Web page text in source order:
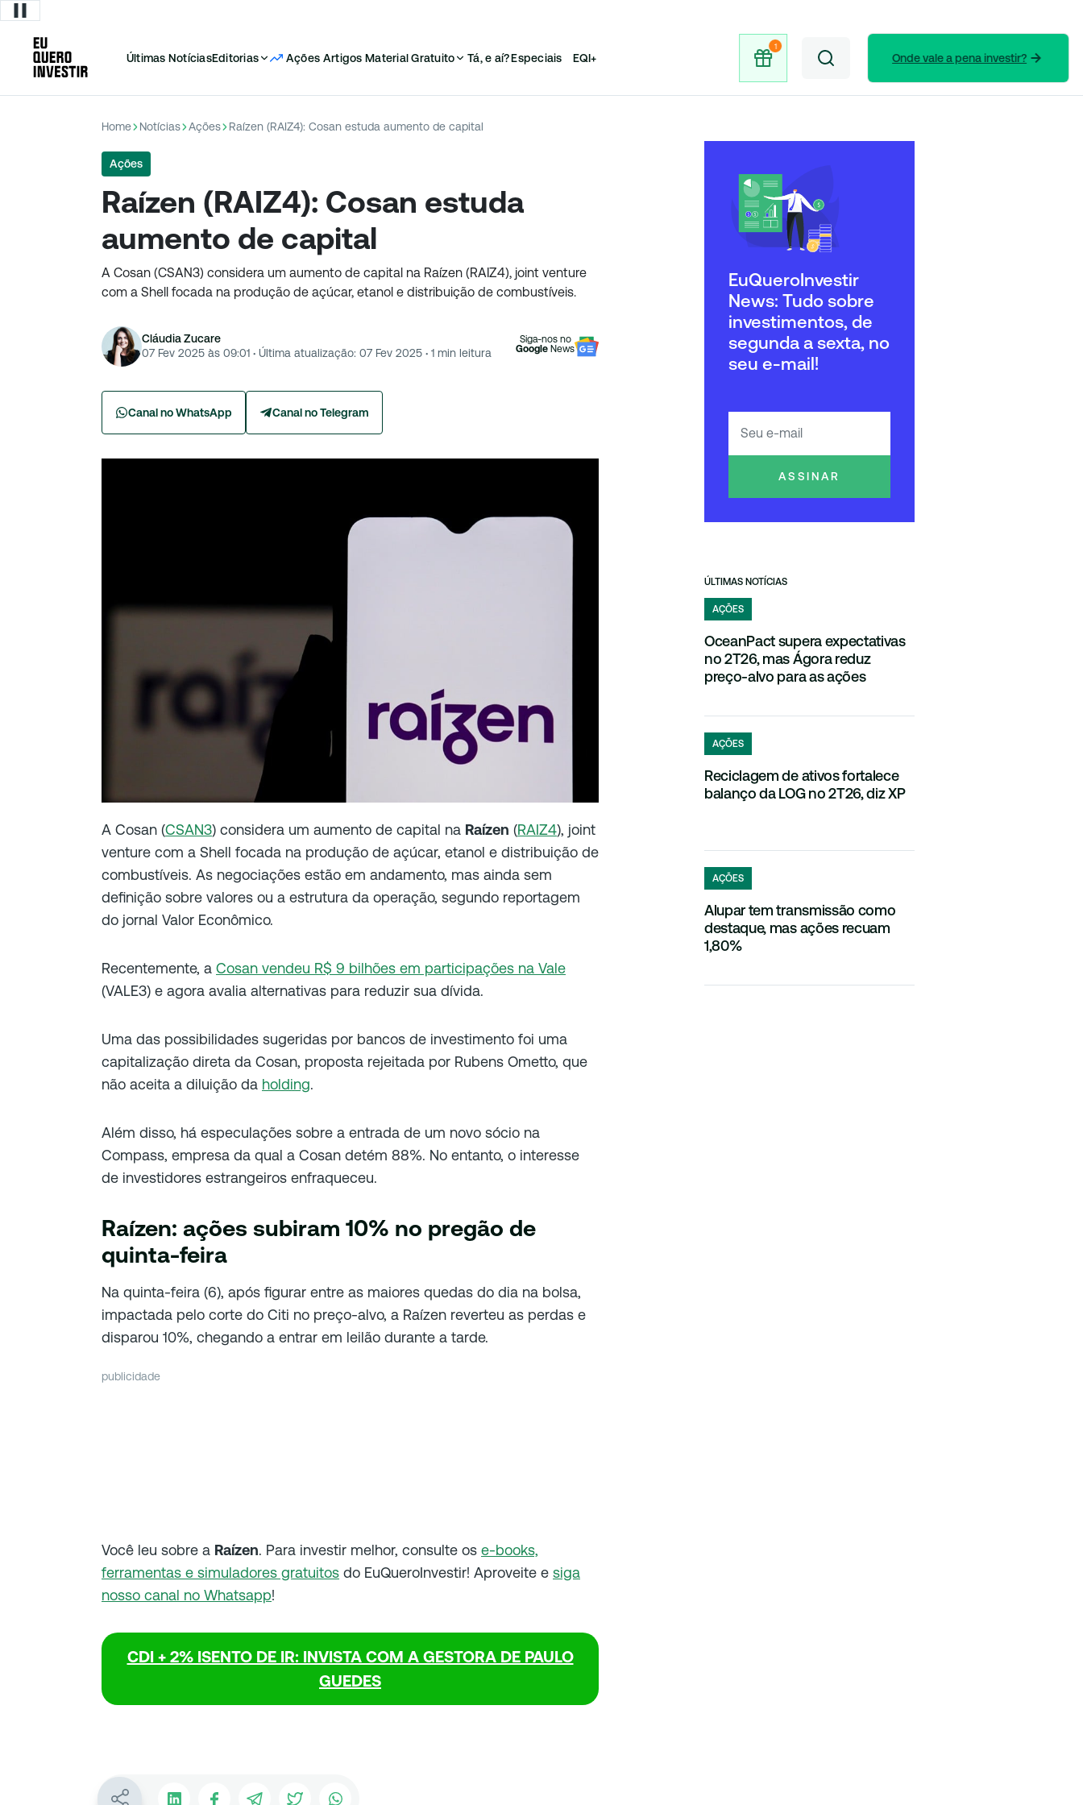
Últimas NotíciasEditorias Ações Artigos Material Gratuito Tá, e aí?Especiais EQI+ Onde vale a pena investir?
Home Notícias Ações Raízen (RAIZ4): Cosan estuda aumento de capital
Ações
Raízen (RAIZ4): Cosan estuda
aumento de capital
A Cosan (CSAN3) considera um aumento de capital na Raízen (RAIZ4), joint venture
com a Shell focada na produção de açúcar, etanol e distribuição de combustíveis.
Cláudia Zucare
07 Fev 2025 às 09:01 · Última atualização: 07 Fev 2025 · 1 min leitura
Siga-nos no
Google News
Canal no WhatsApp Canal no Telegram
A Cosan (CSAN3) considera um aumento de capital na Raízen (RAIZ4), joint
venture com a Shell focada na produção de açúcar, etanol e distribuição de
combustíveis. As negociações estão em andamento, mas ainda sem
definição sobre valores ou a estrutura da operação, segundo reportagem
do jornal Valor Econômico.
Recentemente, a Cosan vendeu R$ 9 bilhões em participações na Vale
(VALE3) e agora avalia alternativas para reduzir sua dívida.
Uma das possibilidades sugeridas por bancos de investimento foi uma
capitalização direta da Cosan, proposta rejeitada por Rubens Ometto, que
não aceita a diluição da holding.
Além disso, há especulações sobre a entrada de um novo sócio na
Compass, empresa da qual a Cosan detém 88%. No entanto, o interesse
de investidores estrangeiros enfraqueceu.
Raízen: ações subiram 10% no pregão de
quinta-feira
Na quinta-feira (6), após figurar entre as maiores quedas do dia na bolsa,
impactada pelo corte do Citi no preço-alvo, a Raízen reverteu as perdas e
disparou 10%, chegando a entrar em leilão durante a tarde.
publicidade
Você leu sobre a Raízen. Para investir melhor, consulte os e-books,
ferramentas e simuladores gratuitos do EuQueroInvestir! Aproveite e siga
nosso canal no Whatsapp!
CDI + 2% ISENTO DE IR: INVISTA COM A GESTORA DE PAULO
GUEDES
EuQueroInvestir
News: Tudo sobre
investimentos, de
segunda a sexta, no
seu e-mail!
ASSINAR
ÚLTIMAS NOTÍCIAS
AÇÕES
OceanPact supera expectativas
no 2T26, mas Ágora reduz
preço-alvo para as ações
AÇÕES
Reciclagem de ativos fortalece
balanço da LOG no 2T26, diz XP
AÇÕES
Alupar tem transmissão como
destaque, mas ações recuam
1,80%